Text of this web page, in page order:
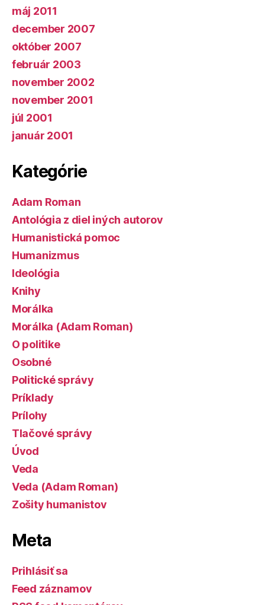
máj 2011
december 2007
október 2007
február 2003
november 2002
november 2001
júl 2001
január 2001
Kategórie
Adam Roman
Antológia z diel iných autorov
Humanistická pomoc
Humanizmus
Ideológia
Knihy
Morálka
Morálka (Adam Roman)
O politike
Osobné
Politické správy
Príklady
Prílohy
Tlačové správy
Úvod
Veda
Veda (Adam Roman)
Zošity humanistov
Meta
Prihlásiť sa
Feed záznamov